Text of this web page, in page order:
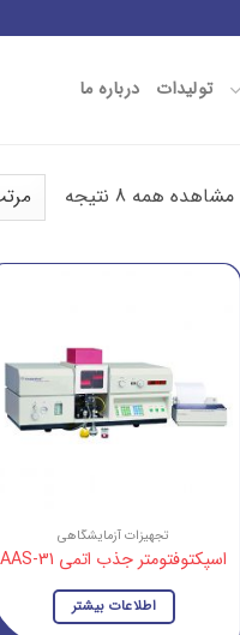
تولیدات درباره ما
مشاهده همه 8 نتیجه
تجهیزات آزمایشگاهی
اسپکتوفتومتر جذب اتمی AAS-31
اطلاعات بیشتر